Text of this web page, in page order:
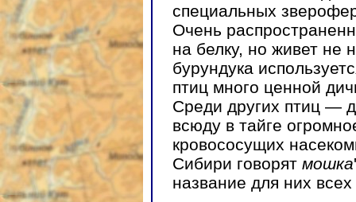
специальных
Очень
на белку, но живет не
бурундука
птиц много ценной
Среди других птиц —
всюду в тайге
кровососущих
Сибири говорят мошка
название для них